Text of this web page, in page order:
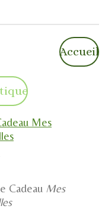
Accueil
Mes
Cadeau Mes